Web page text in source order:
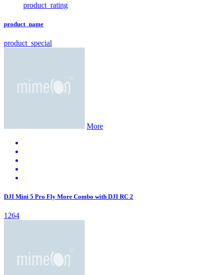
product_rating
product_name
product_special
More
DJI Mini 5 Pro Fly More Combo with DJI RC 2
1264